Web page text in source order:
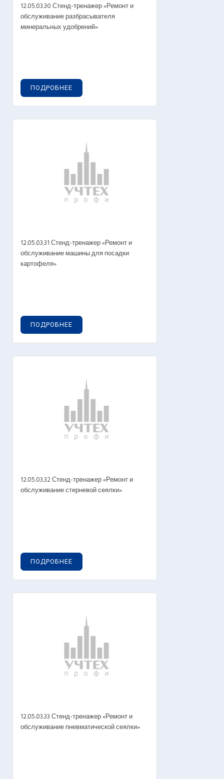
12.05.03.30 Стенд-тренажер «Ремонт и
обслуживание разбрасывателя
минеральных удобрений»
ПОДРОБНЕЕ
12.05.03.31 Стенд-тренажер «Ремонт и
обслуживание машины для посадки
картофеля»
ПОДРОБНЕЕ
12.05.03.32 Стенд-тренажер «Ремонт и
обслуживание стерневой сеялки»
ПОДРОБНЕЕ
12.05.03.33 Стенд-тренажер «Ремонт и
обслуживание пневматической сеялки»